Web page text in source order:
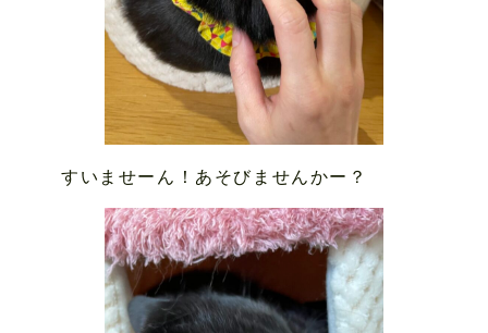
すいませーん！あそびませんかー？